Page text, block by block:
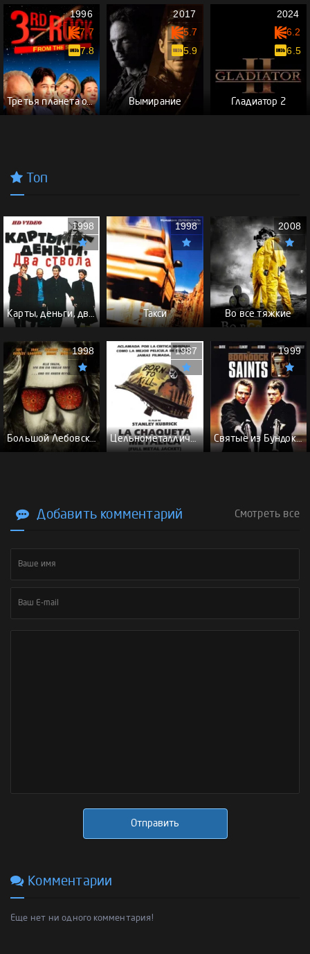
Третья планета от Солнца
1996
7.7
7.8
Вымирание
2017
5.7
5.9
Гладиатор 2
2024
6.2
6.5
Топ
Карты, деньги, два ствола - (Перевод Гоблина)
1998
Такси
1998
Во все тяжкие
2008
Большой Лебовски - (Перевод Гоблина)
1998
Цельнометаллическая оболочка - (Перевод Гоблина)
1987
Святые из Бундока \ Святые из трущоб - (Перевод Гоблина)
1999
Добавить комментарий Смотреть все
Отправить
Комментарии
Еще нет ни одного комментария!